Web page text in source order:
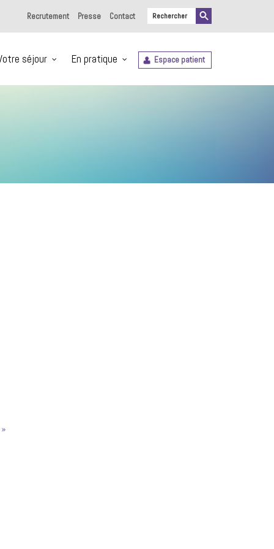
Recrutement Presse Contact
séjour En pratique Espace patient